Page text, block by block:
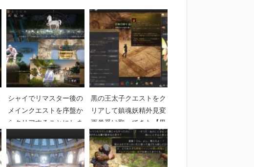
シャイでリマスター後の
メインクエストを序盤か
らクリアすることにしま
Part2996】
黒の王太子クエストをク
リアして鎮魂妖精外見変
更券受け取ってきた【黒
い砂漠Part5299】